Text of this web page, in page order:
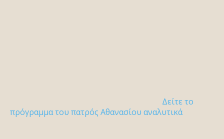
Δείτε το
πρόγραμμα του πατρός Αθανασίου αναλυτικά